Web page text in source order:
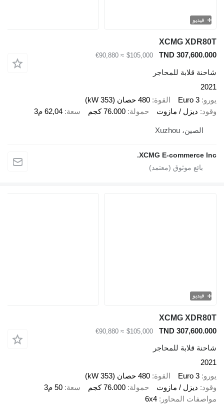
XCMG
TND
$105,000
≈ €90,880
للمحاجر
Euro 3 القوة
480 حصان (353 kW)
ديزل / مازوت
حمولة 76.000 كجم سعة 62,04 م3
XCMG E-
XCMG
TND
$105,000
≈ €90,880
للمحاجر
Euro 3 القوة
480 حصان (353 kW)
ديزل / مازوت
حمولة 76.000 كجم سعة
50 م3
المحاور
6x4